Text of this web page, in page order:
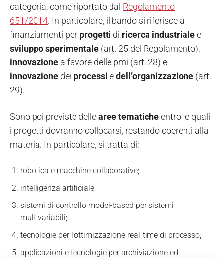
categoria, come riportato dal Regolamento
651/2014. In particolare, il bando si riferisce a
finanziamenti per progetti di ricerca industrialee
svilupposperimentale (art. 25 del Regolamento),
innovazione a favore delle pmi (art. 28) e
innovazione dei processi edell’organizzazione (art.
29).
Sono poi previste dellearee tematicheentro le quali
i progetti dovranno collocarsi, restando coerenti alla
materia. In particolare, si tratta di:
robotica e macchine collaborative;
intelligenza artificiale;
sistemi di controllo model-based per sistemi
multivariabili;
tecnologie per l’ottimizzazione real-time di processo;
applicazioni e tecnologie per archiviazione ed